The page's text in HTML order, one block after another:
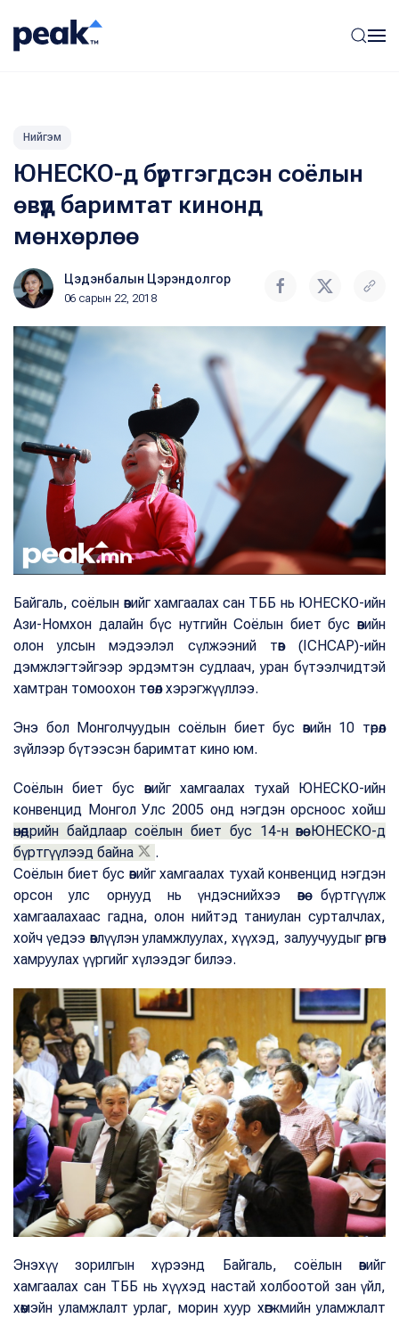
Нийгэм
ЮНЕСКО-д бүртгэгдсэн соёлын
өвүүд баримтат кинонд
мөнхөрлөө
Цэдэнбалын Цэрэндолгор
06 сарын 22, 2018
Байгаль, соёлын өвийг хамгаалах сан ТББ нь ЮНЕСКО-ийн
Ази-Номхон далайн бүс нутгийн Соёлын биет бус өвийн
олон улсын мэдээлэл сүлжээний төв (ICHCAP)-ийн
дэмжлэгтэйгээр эрдэмтэн судлаач, уран бүтээлчидтэй
хамтран томоохон төсөл хэрэгжүүллээ.
Энэ бол Монголчуудын соёлын биет бус өвийн 10 төрөл
зүйлээр бүтээсэн баримтат кино юм.
Соёлын биет бус өвийг хамгаалах тухай ЮНЕСКО-ийн
конвенцид Монгол Улс 2005 онд нэгдэн орсноос хойш
өнөөдрийн байдлаар соёлын биет бус 14-н өвөө ЮНЕСКО-д
бүртгүүлээд байна
.
Соёлын биет бус өвийг хамгаалах тухай конвенцид нэгдэн
орсон улс орнууд нь үндэснийхээ өвөө бүртгүүлж
хамгаалахаас гадна, олон нийтэд таниулан сурталчлах,
хойч үедээ өвлүүлэн уламжлуулах, хүүхэд, залуучуудыг өргөн
хамруулах үүргийг хүлээдэг билээ.
Энэхүү зорилгын хүрээнд Байгаль, соёлын өвийг
хамгаалах сан ТББ нь хүүхэд настай холбоотой зан үйл,
хөөмэйн уламжлалт урлаг, морин хуур хөгжмийн уламжлалт